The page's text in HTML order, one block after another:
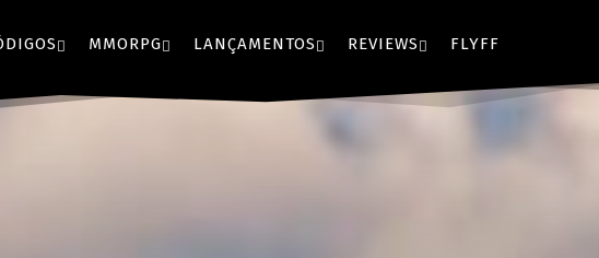
MMORPG LANÇAMENTOS REVIEWS FLYFF